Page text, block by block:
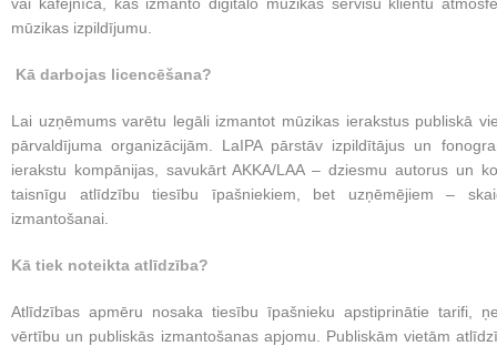
mūzikas izpildījumu.
Kā darbojas licencēšana?
Lai uzņēmums varētu legāli izmantot mūzikas ierakstus publiskā
pārvaldījuma organizācijām. LaIPA pārstāv izpildītājus un
ierakstu kompānijas, savukārt AKKA/LAA – dziesmu autorus un
taisnīgu atlīdzību tiesību īpašniekiem, bet uzņēmējiem –
izmantošanai.
Kā tiek noteikta atlīdzība?
Atlīdzības apmēru nosaka tiesību īpašnieku apstiprinātie tarifi,
vērtību un publiskās izmantošanas apjomu. Publiskām vietām